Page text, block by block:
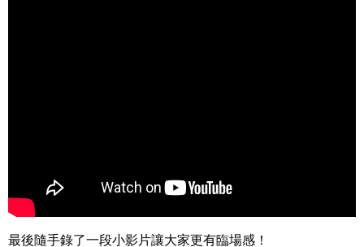
最後隨手錄了一段小影片讓大家更有臨場感！